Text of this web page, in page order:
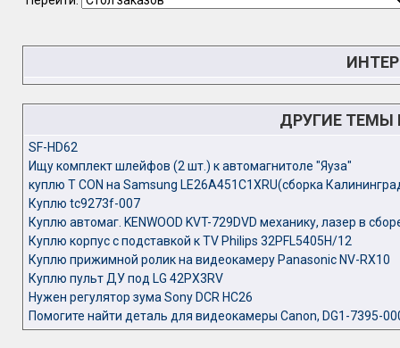
ДРУГИЕ ТЕМЫ
SF-HD62
Ищу комплект шлейфов (2 шт.) к автомагнитоле "Яуза"
куплю T CON на Samsung LE26A451C1XRU(сборка
Куплю tc9273f-007
Куплю автомаг. KENWOOD KVT-729DVD механику, лазер в
Куплю корпус с подставкой к TV Philips 32PFL5405H/12
Куплю прижимной ролик на видеокамеру Panasonic NV-RX10
Куплю пульт ДУ под LG 42PX3RV
Нужен регулятор зума Sony DCR HC26
Помогите найти деталь для видеокамеры Canon, DG1-7395-